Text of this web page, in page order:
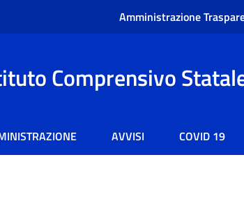
Amministrazione
Comprensivo
AVVISI COVID 19